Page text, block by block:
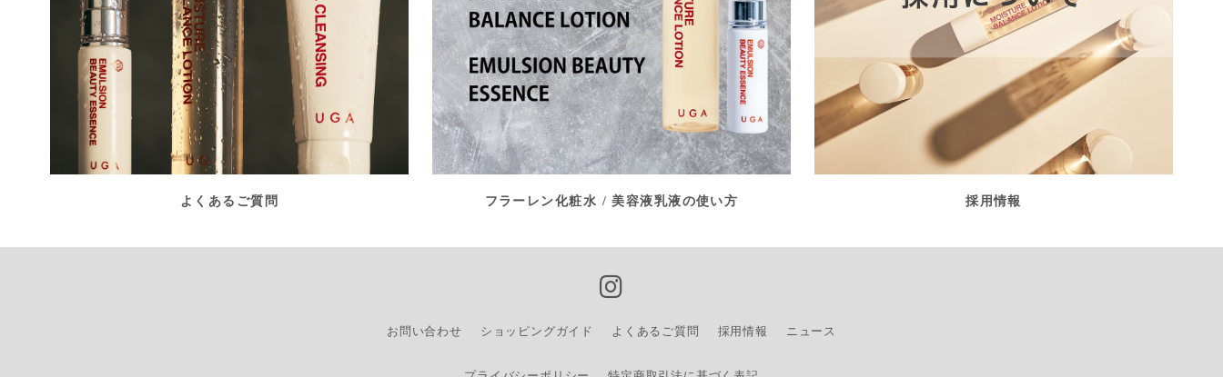
よくあるご質問 フラーレン化粧水 / 美容液乳液の使い方 採用情報
お問い合わせ ショッピングガイド よくあるご質問 採用情報 ニュース